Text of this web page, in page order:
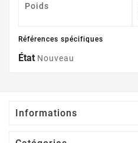
Poids
Références spécifiques
État Nouveau
Informations